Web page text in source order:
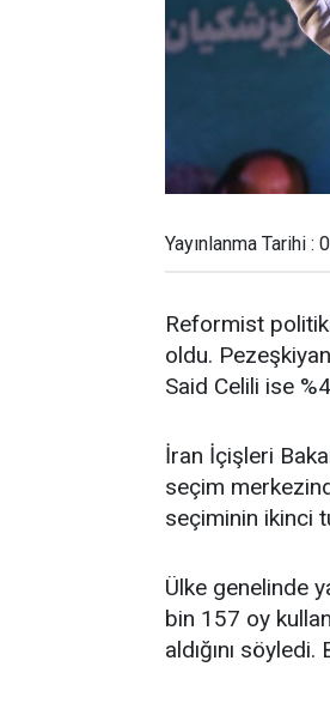
Yayınlanma Tarihi
Reformist
oldu.
Said Celili ise
İran İçişleri
seçim
seçiminin ikinci
Ülke genelinde
bin 157 oy
aldığını